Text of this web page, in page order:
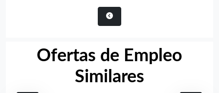
Ofertas de Empleo
Similares